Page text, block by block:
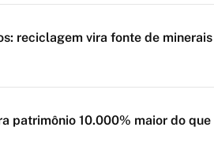
reciclagem vira fonte de minerais
patrimônio 10.000% maior do que